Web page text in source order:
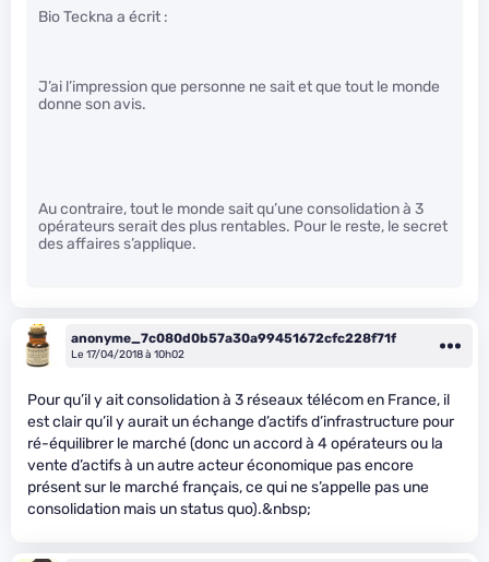
Bio Teckna a écrit :
J’ai l’impression que personne ne sait et que tout le monde
donne son avis.
Au contraire, tout le monde sait qu’une consolidation à 3
opérateurs serait des plus rentables. Pour le reste, le secret
des affaires s’applique.
anonyme_7c080d0b57a30a99451672cfc228f71f
Le 17/04/2018 à 10h02
Pour qu’il y ait consolidation à 3 réseaux télécom en France, il
est clair qu’il y aurait un échange d’actifs d’infrastructure pour
ré-équilibrer le marché (donc un accord à 4 opérateurs ou la
vente d’actifs à un autre acteur économique pas encore
présent sur le marché français, ce qui ne s’appelle pas une
consolidation mais un status quo).&nbsp;